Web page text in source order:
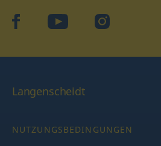
facebookYouTube Instagram
Langenscheidt
NUTZUNGSBEDINGUNGEN